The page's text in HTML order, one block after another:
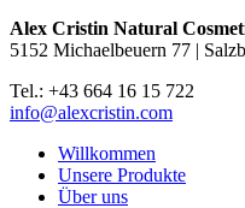
Alex Cristin Natural
5152 Michaelbeuern 77 |
Tel.: +43 664 16 15 722
info@alexcristin.com
Willkommen
Unsere Produkte
Über uns